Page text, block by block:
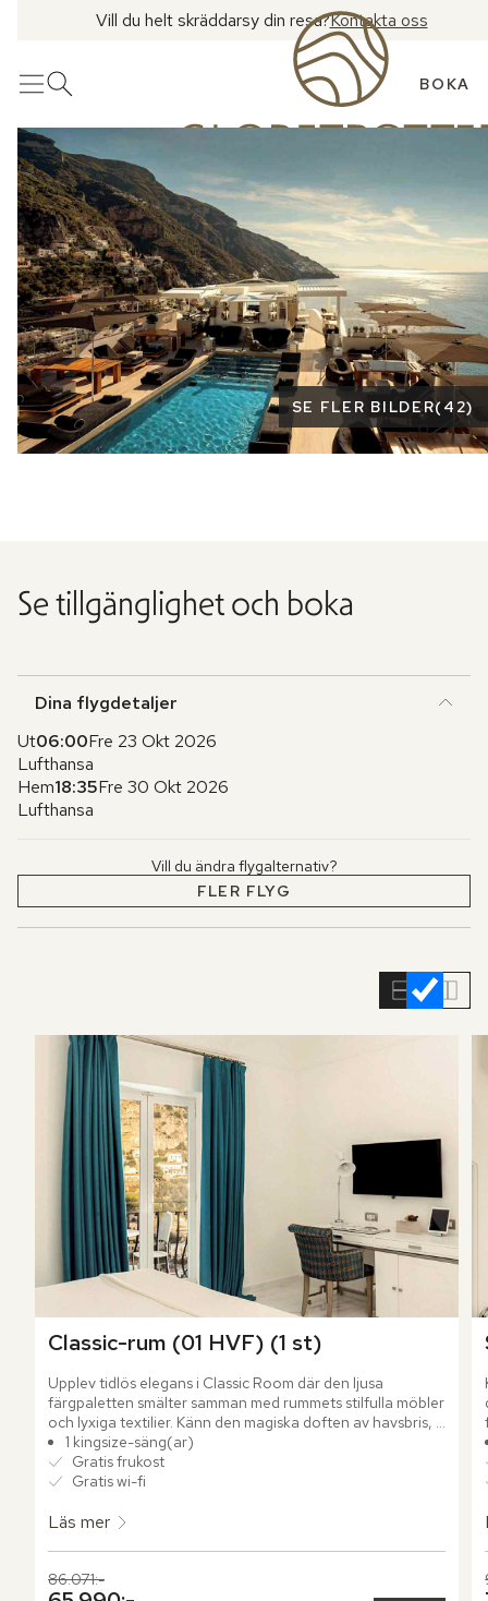
Vill du helt skräddarsy din resa?Kontakta oss
MenyÖppna sök BOKA
Se fler bilder
SE FLER BILDER(42)
Se tillgänglighet och boka
Dina flygdetaljer
Ut06:00Fre 23 Okt 2026
Lufthansa
Hem18:35Fre 30 Okt 2026
Lufthansa
Vill du ändra flygalternativ?
FLER FLYG
Classic-rum (01 HVF) (1 st)
Upplev tidlös elegans i Classic Room där den ljusa
färgpaletten smälter samman med rummets stilfulla möbler
och lyxiga textilier. Känn den magiska doften av havsbris,
bougainvillea och citrus samtidigt som du beundrar
Amalfikustens hänförande kuliss från din privata balkong.
1 kingsize-säng(ar)
Gratis frukost
Gratis wi-fi
Läs mer
Tidigare pris,
86.071:-